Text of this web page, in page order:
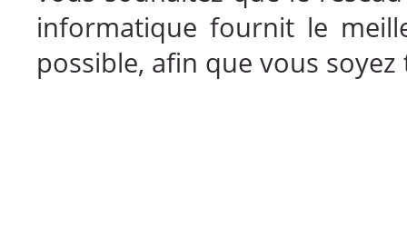
informatique fournit le
possible, afin que vous